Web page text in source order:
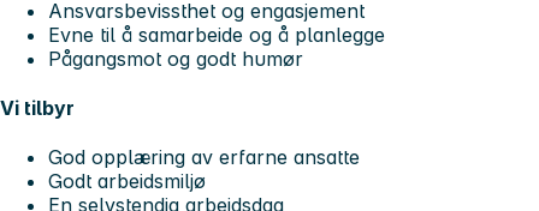
Ansvarsbevissthet og engasjement
Evne til å samarbeide og å planlegge
Pågangsmot og godt humør
Vi tilbyr
God opplæring av erfarne ansatte
Godt arbeidsmiljø
En selvstendig arbeidsdag